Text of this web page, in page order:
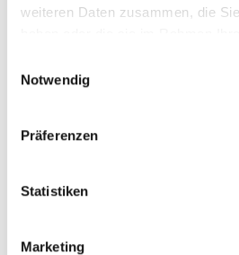
weiteren Daten zusammen, die
Notwendig
Präferenzen
Statistiken
Marketing